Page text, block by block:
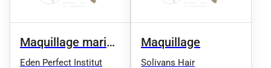
Maquillage mariée
(jour J)
Eden Perfect Institut
Maquillage
Solivans Hair